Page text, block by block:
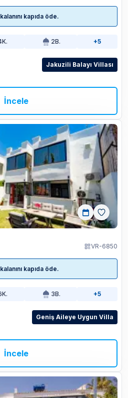
kapıda öde.
K. 2B. +5
Jakuzili Balayı Villası
İncele
VR-6850
kapıda öde.
K. 3B. +5
Geniş Aileye Uygun Villa
İncele